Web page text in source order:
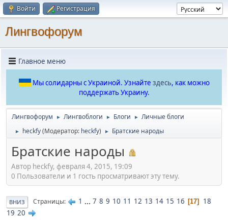
Войти Регистрация
Лингвофорум
Главное меню
Мы солидарны с Украиной. Узнайте здесь, как можно
поддержать Украину.
Лингвофорум ► Лингвоблоги ► Блоги ► Личные блоги
► heckfy(Модератор: heckfy) ► Братские народы
Братские народы
Автор heckfy, февраля 4, 2015, 19:09
0 Пользователи и 1 гость просматривают эту тему.
ВНИЗ Страницы 1 ... 7 8 9 10 11 12 13 14 15 16 17
18
19 20